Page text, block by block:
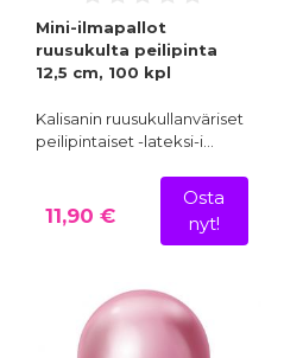
Mini-ilmapallot
ruusukulta peilipinta
12,5 cm, 100 kpl
Kalisanin ruusukullanväriset
peilipintaiset -lateksi-i…
11,90 €
Osta
nyt!